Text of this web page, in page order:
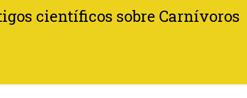
científicos sobre Carnívoros